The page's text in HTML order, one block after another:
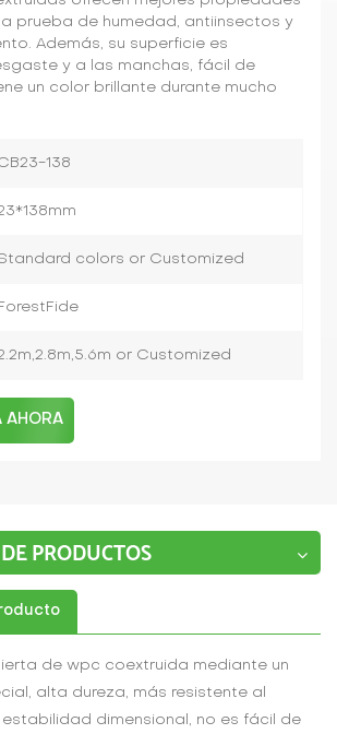
prueba de humedad, antiinsectos y
Además, su superficie es
y a las manchas, fácil de
un color brillante durante mucho
138
colors or Customized
ForestFide
or Customized
AHORA
PRODUCTOS
de wpc coextruida mediante un
alta dureza, más resistente al
dimensional, no es fácil de